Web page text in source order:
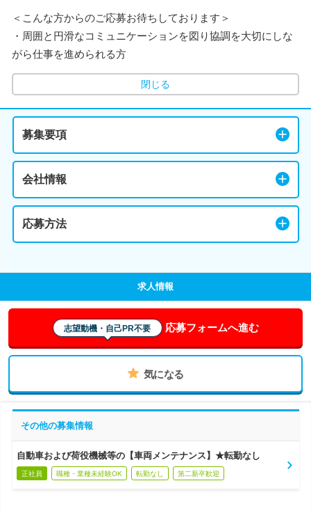
＜こんな方からのご応募お待ちしております＞
・周囲と円滑なコミュニケーションを図り協調を大切にしな
がら仕事を進められる方
閉じる
募集要項
会社情報
応募方法
求人情報
志望動機・自己PR不要 応募フォームへ進む
気になる
その他の募集情報
自動車および荷役機械等の【車両メンテナンス】★転勤なし
正社員 職種・業種未経験OK 転勤なし 第二新卒歓迎